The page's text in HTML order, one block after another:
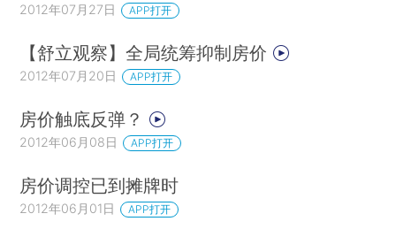
2012年07月27日 APP打开
【舒立观察】全局统筹抑制房价
2012年07月20日 APP打开
房价触底反弹？
2012年06月08日 APP打开
房价调控已到摊牌时
2012年06月01日 APP打开